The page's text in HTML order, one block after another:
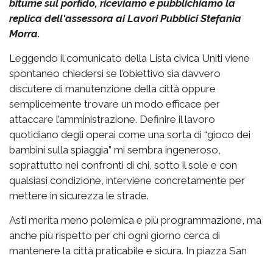
bitume sul porfido, riceviamo e pubblichiamo la
replica dell'assessora ai Lavori Pubblici Stefania
Morra.
Leggendo il comunicato della Lista civica Uniti viene
spontaneo chiedersi se l’obiettivo sia davvero
discutere di manutenzione della città oppure
semplicemente trovare un modo efficace per
attaccare l’amministrazione. Definire il lavoro
quotidiano degli operai come una sorta di “gioco dei
bambini sulla spiaggia” mi sembra ingeneroso,
soprattutto nei confronti di chi, sotto il sole e con
qualsiasi condizione, interviene concretamente per
mettere in sicurezza le strade.
Asti merita meno polemica e più programmazione, ma
anche più rispetto per chi ogni giorno cerca di
mantenere la città praticabile e sicura. In piazza San